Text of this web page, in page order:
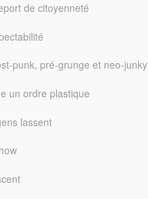
de citoyenneté
punk, pré-grunge et neo-junky
un ordre plastique
lassent